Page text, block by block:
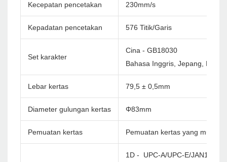
Kecepatan pencetakan 230mm/s
Kepadatan pencetakan 576 Titik/Garis
Set karakter
Cina - GB18030
Bahasa Inggris, Jepang,
Lebar kertas 79,5 ± 0,5mm
Diameter gulungan kertas Φ83mm
Pemuatan kertas Pemuatan kertas yang mudah
1D - UPC-A/UPC-E/